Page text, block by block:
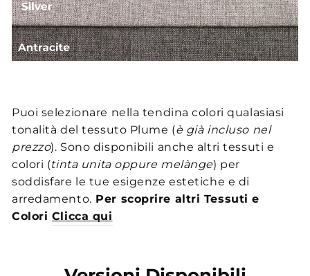
Puoi selezionare nella tendina colori qualasiasi
tonalità del tessuto Plume (è già incluso nel
prezzo). Sono disponibili anche altri tessuti e
colori (tinta unita oppure melànge) per
soddisfare le tue esigenze estetiche e di
arredamento. Per scoprire altri Tessuti e
Colori Clicca qui